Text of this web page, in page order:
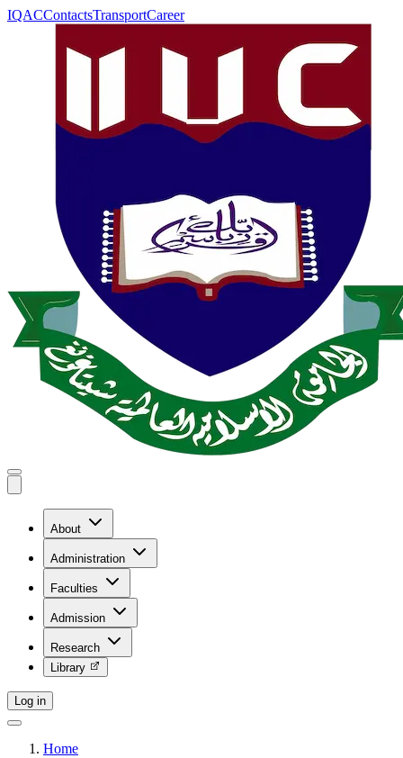
IQACContactsTransportCareer
About
Administration
Faculties
Admission
Research
Library
Log in
Home